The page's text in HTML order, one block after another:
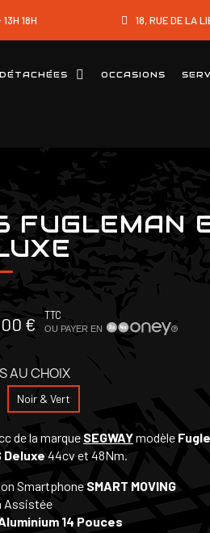
18H 18, RUE DE LA
OCCASIONS
FUGLEMAN
€ TTC
OU PAYER EN
AU CHOIX
Noir & Vert
de la marqueSEGWAYmodèle
Deluxe 44cv et 48Nm.
SmartphoneSMART MOVING
Assistée
14 Pouces